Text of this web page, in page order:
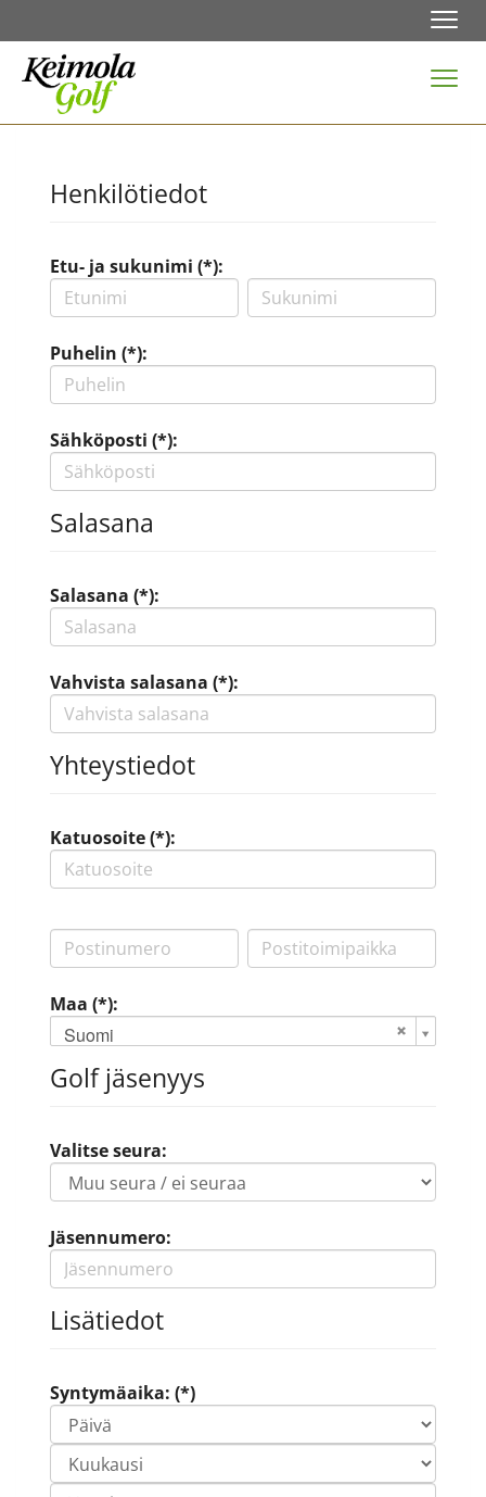
Henkilötiedot
Etu- ja sukunimi (*):
Puhelin (*):
Sähköposti (*):
Salasana
Salasana (*):
Vahvista salasana (*):
Yhteystiedot
Katuosoite (*):
Maa (*):
Suomi
Golf jäsenyys
Valitse seura:
Jäsennumero:
Lisätiedot
Syntymäaika: (*)